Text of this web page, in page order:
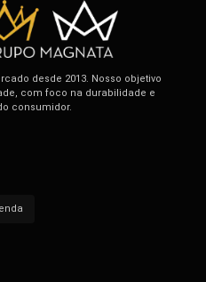
desde 2013. Nosso objetivo
com foco na durabilidade e
consumidor.